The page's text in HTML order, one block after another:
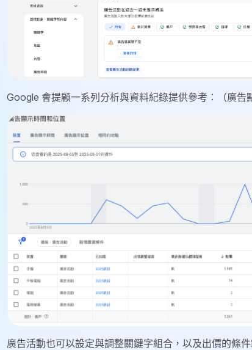
Google 會提顧一系列分析與資料紀錄提供參考：（廣告
廣告活動也可以設定與調整關鍵字組合，以及出價的條